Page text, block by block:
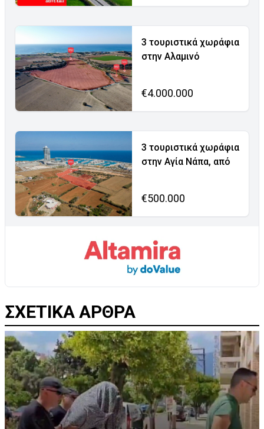
3 τουριστικά χωράφια
στην Αλαμινό
€4.000.000
3 τουριστικά χωράφια
στην Αγία Νάπα, από
€500.000
ΣΧΕΤΙΚΑ ΑΡΘΡΑ